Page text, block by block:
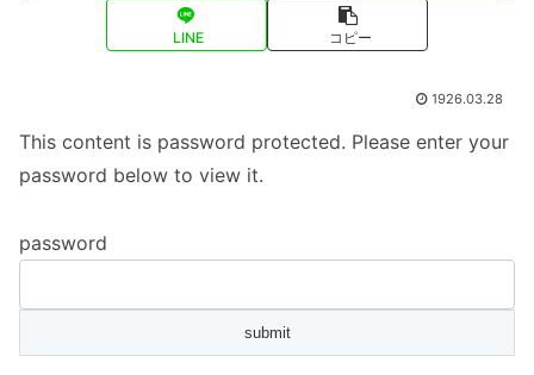
LINE コピー
1926.03.28
This content is password protected. Please enter your
password below to view it.
password